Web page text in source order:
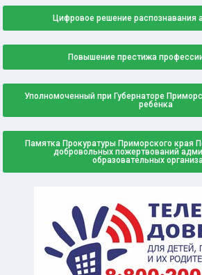
Цифровое решение распознавания
Повышение престижа
Уполномоченный при Губернаторе
ребенка
Памятка Прокуратуры Приморского края
добровольных пожертвований
образовательных